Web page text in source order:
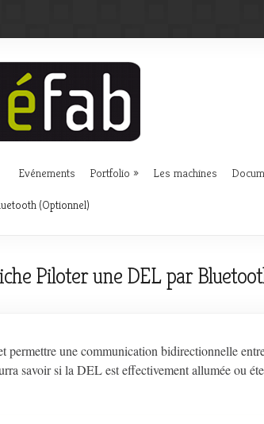
Evénements Portfolio Les machines
(Optionnel)
Piloter une DEL par
permettre une communication bidirectionnelle
savoir si la DEL est effectivement allumée ou